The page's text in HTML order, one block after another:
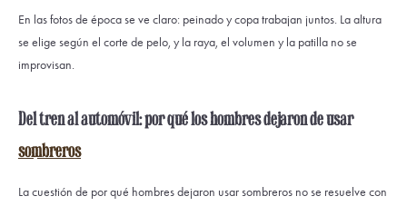
En las fotos de época se ve claro: peinado y copa trabajan juntos. La altura
se elige según el corte de pelo, y la raya, el volumen y la patilla no se
improvisan.
Del tren al automóvil: por qué los hombres dejaron de usar
sombreros
La cuestión de por qué hombres dejaron usar sombreros no se resuelve con